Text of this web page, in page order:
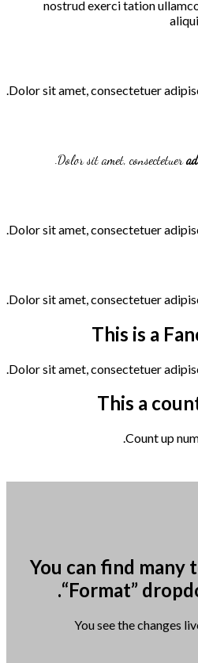
nostrud exerci tation
Dolor sit amet, consectetuer
Dolor sit amet, consectetuer
Dolor sit amet, consectetuer
Dolor sit amet, consectetuer
This is a
Dolor sit amet, consectetuer
This a
Count up
You can find many
“Format”
You see the changes